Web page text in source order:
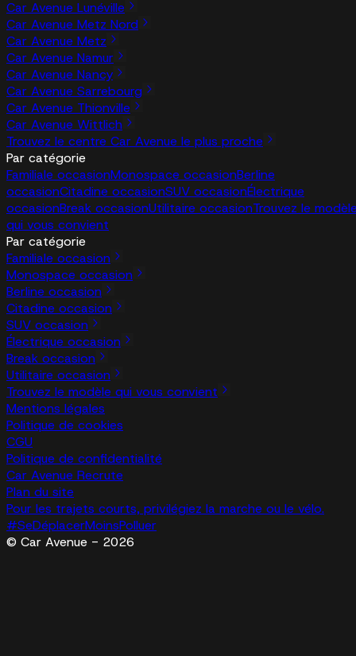
Car Avenue Lunéville
Car Avenue Metz Nord
Car Avenue Metz
Car Avenue Namur
Car Avenue Nancy
Car Avenue Sarrebourg
Car Avenue Thionville
Car Avenue Wittlich
Trouvez le centre Car Avenue le plus proche
Par catégorie
Familiale occasionMonospace occasionBerline
occasionCitadine occasionSUV occasionÉlectrique
occasionBreak occasionUtilitaire occasionTrouvez le
qui vous convient
Par catégorie
Familiale occasion
Monospace occasion
Berline occasion
Citadine occasion
SUV occasion
Électrique occasion
Break occasion
Utilitaire occasion
Trouvez le modèle qui vous convient
Mentions légales
Politique de cookies
CGU
Politique de confidentialité
Car Avenue Recrute
Plan du site
Pour les trajets courts, privilégiez la marche ou le vélo.
#SeDéplacerMoinsPolluer
© Car Avenue - 2026